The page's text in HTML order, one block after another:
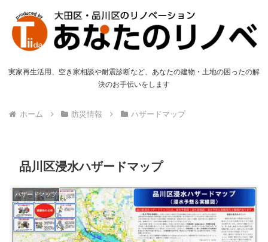
実家再生活用、空き家相談や耐震診断など、あなたの建物・土地の困ったの解
決のお手伝いをします
ホーム 防災情報 ハザードマップ
品川区浸水ハザードマップ
ハザードマップ